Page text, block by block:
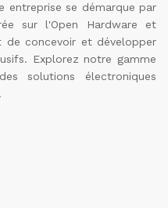
entreprise se démarque par
sur l'Open Hardware et
de concevoir et développer
Explorez notre gamme
solutions électroniques